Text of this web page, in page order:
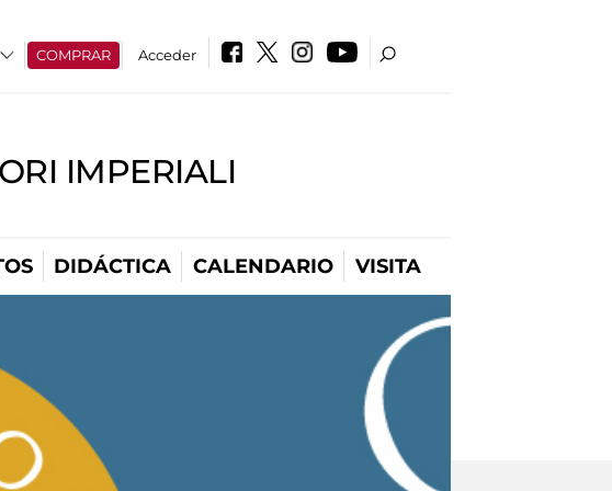
COMPRAR Acceder
IMPERIALI
DIDÁCTICA CALENDARIO VISITA